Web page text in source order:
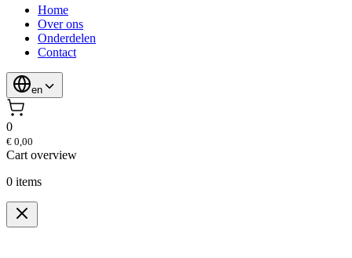
Home
Over ons
Onderdelen
Contact
en
0
€ 0,00
Cart overview
0 items